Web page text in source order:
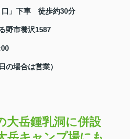
」下車 徒歩約30分
野市養沢1587
場合は営業）
大岳鍾乳洞に併設